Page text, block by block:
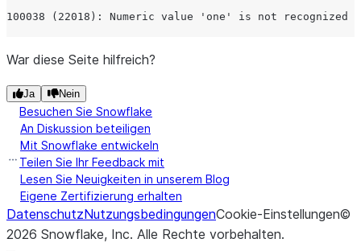
100038 (22018): Numeric value 'one' is not recognized
War diese Seite hilfreich?
Ja Nein
Besuchen Sie Snowflake
An Diskussion beteiligen
Mit Snowflake entwickeln
Teilen Sie Ihr Feedback mit
Lesen Sie Neuigkeiten in unserem Blog
Eigene Zertifizierung erhalten
DatenschutzNutzungsbedingungenCookie-Einstellungen©
2026 Snowflake, Inc. Alle Rechte vorbehalten.